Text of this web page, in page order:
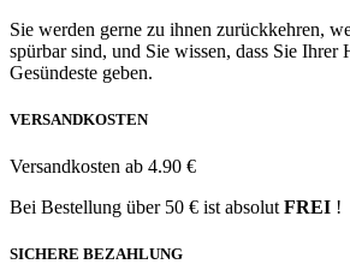
Sie werden gerne zu ihnen zurückkehren,
spürbar sind, und Sie wissen, dass Sie Ihrer
Gesündeste geben.
VERSANDKOSTEN
Versandkosten ab 4.90 €
Bei Bestellung über 50 € ist absolut FREI !
SICHERE BEZAHLUNG